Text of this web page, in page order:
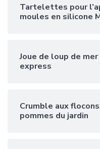
Tartelettes pour
moules en silicone
Joue de loup de
express
Crumble aux
pommes du jardin